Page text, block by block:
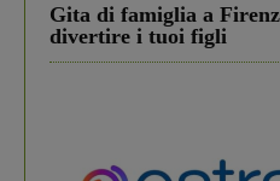
Gita di famiglia a
divertire i tuoi figli